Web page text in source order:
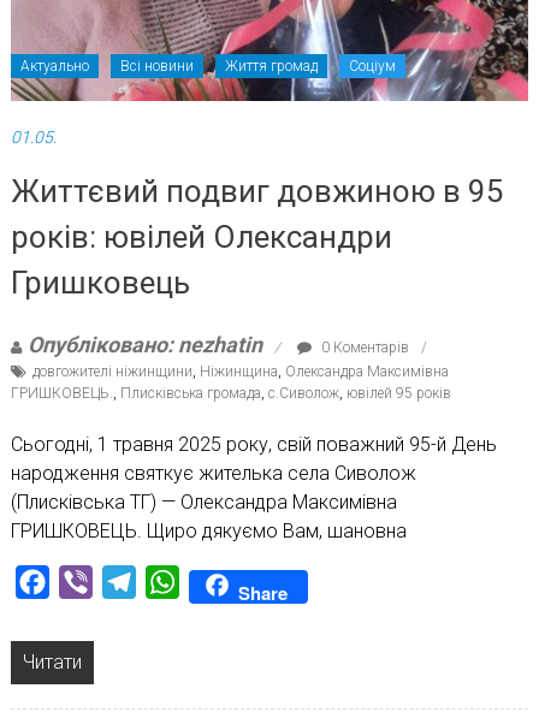
Актуально Всі новини Життя громад Соціум
01.05.
Життєвий подвиг довжиною в 95
років: ювілей Олександри
Гришковець
Опубліковано: nezhatin
0 Коментарів
довгожителі ніжинщини Ніжинщина Олександра Максимівна
ГРИШКОВЕЦЬ.
Плисківська громада с.Сиволож, ювілей 95 років
Сьогодні, 1 травня 2025 року, свій поважний 95-й День
народження святкує жителька села Сиволож
(Плисківська ТГ) — Олександра Максимівна
ГРИШКОВЕЦЬ. Щиро дякуємо Вам, шановна
Facebook
Viber TelegramWhatsAppShare
Читати